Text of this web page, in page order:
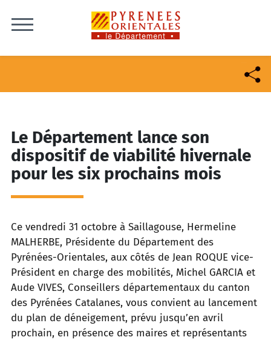
Le Département lance son
dispositif de viabilité hivernale
pour les six prochains mois
Ce vendredi 31 octobre à Saillagouse, Hermeline
MALHERBE, Présidente du Département des
Pyrénées-Orientales, aux côtés de Jean ROQUE vice-
Président en charge des mobilités, Michel GARCIA et
Aude VIVES, Conseillers départementaux du canton
des Pyrénées Catalanes, vous convient au lancement
du plan de déneigement, prévu jusqu’en avril
prochain, en présence des maires et représentants